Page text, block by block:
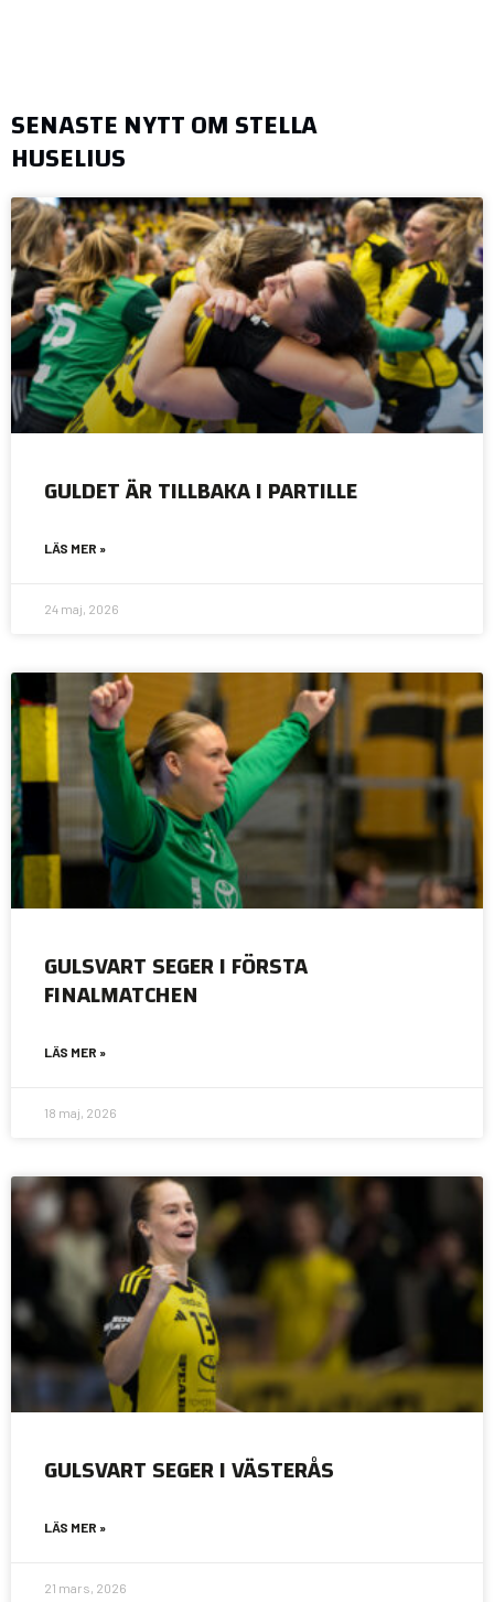
SENASTE NYTT OM STELLA
HUSELIUS
GULDET ÄR TILLBAKA I PARTILLE
LÄS MER »
24 maj, 2026
GULSVART SEGER I FÖRSTA
FINALMATCHEN
LÄS MER »
18 maj, 2026
GULSVART SEGER I VÄSTERÅS
LÄS MER »
21 mars, 2026